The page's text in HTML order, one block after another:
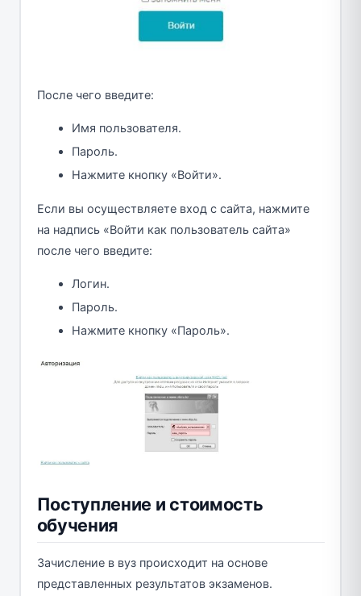
После чего введите:
Имя пользователя.
Пароль.
Нажмите кнопку «Войти».
Если вы осуществляете вход с сайта, нажмите
на надпись «Войти как пользователь сайта»
после чего введите:
Логин.
Пароль.
Нажмите кнопку «Пароль».
Поступление и стоимость
обучения
Зачисление в вуз происходит на основе
представленных результатов экзаменов.